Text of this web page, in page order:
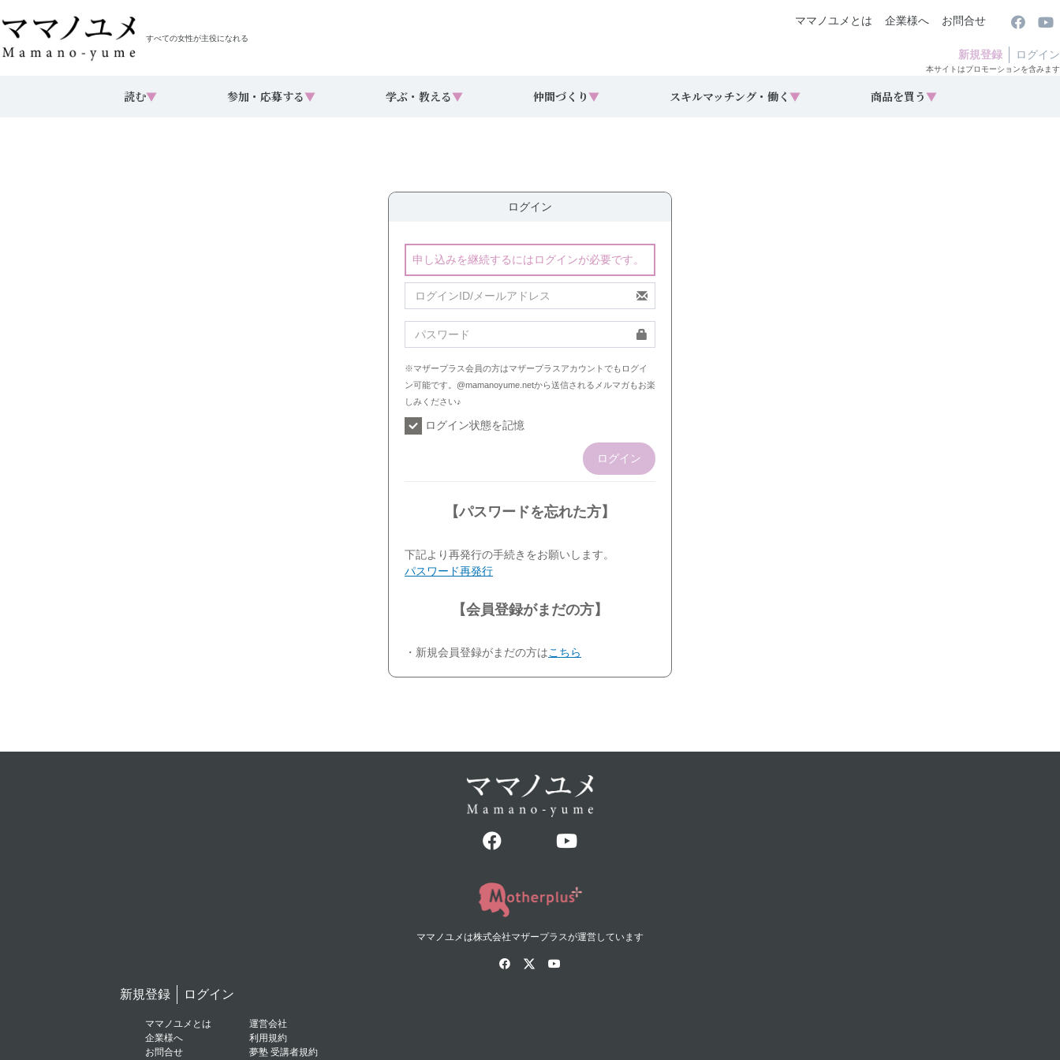
すべての女性が主役になれる
ママノユメとは 企業様へ お問合せ
新規登録 ログイン
本サイトはプロモーションを含みます
読む▼ 参加・応募する▼ 学ぶ・教える▼ 仲間づくり ▼ スキルマッチング・働く ▼ 商品を買う ▼
ログイン
申し込みを継続するにはログインが必要です。
※マザープラス会員の方はマザープラスアカウントでもログイ
ン可能です。@mamanoyume.netから送信されるメルマガもお楽
しみください♪
ログイン状態を記憶
ログイン
【パスワードを忘れた方】
下記より再発行の手続きをお願いします。
パスワード再発行
【会員登録がまだの方】
・新規会員登録がまだの方はこちら
ママノユメは株式会社マザープラスが運営しています
新規登録 ログイン
ママノユメとは
企業様へ
お問合せ
運営会社
利用規約
夢塾 受講者規約